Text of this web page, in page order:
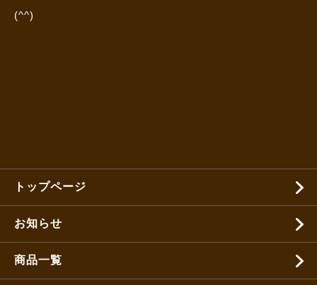
(^^)
トップページ
お知らせ
商品一覧